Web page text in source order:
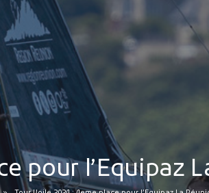
pour l’Equipaz